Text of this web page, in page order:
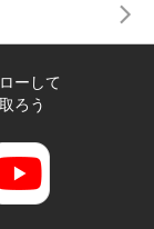
ーして
ろう